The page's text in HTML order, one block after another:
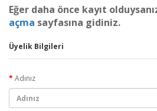
Eğer daha önce kayıt
açma sayfasına gidiniz.
Üyelik Bilgileri
Adınız